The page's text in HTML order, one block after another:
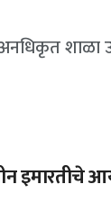
अनधिकृत
इमारतीचे